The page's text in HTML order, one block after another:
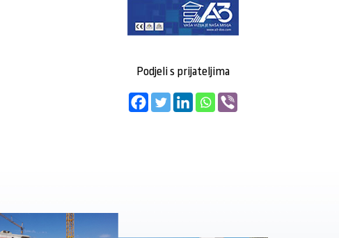
Podjeli s prijateljima